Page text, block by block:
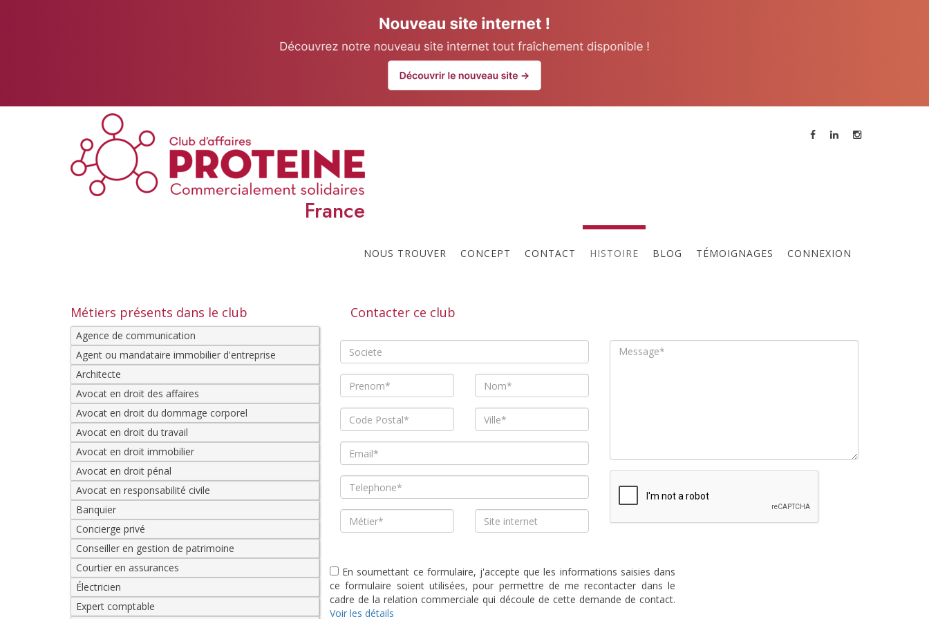
France
NOUS TROUVER CONCEPT CONTACT HISTOIRE BLOG TÉMOIGNAGES CONNEXION
Club de Nice (Alpes-Maritimes) Prochaines réunions
Métiers présents dans le club
Agence de communication
Agent ou mandataire immobilier d'entreprise
Architecte
Avocat en droit des affaires
Avocat en droit du dommage corporel
Avocat en droit du travail
Avocat en droit immobilier
Avocat en droit pénal
Avocat en responsabilité civile
Banquier
Concierge privé
Conseiller en gestion de patrimoine
Courtier en assurances
Électricien
Expert comptable
Contacter ce club
En soumettant ce formulaire, j'accepte que les informations saisies dans
ce formulaire soient utilisées, pour permettre de me recontacter dans le
cadre de la relation commerciale qui découle de cette demande de contact.
Voir les détails